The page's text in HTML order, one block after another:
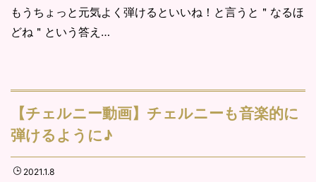
もうちょっと元気よく弾けるといいね！と言うと＂なるほ
どね＂という答え…
【チェルニー動画】チェルニーも音楽的に
弾けるように♪
2021.1.8